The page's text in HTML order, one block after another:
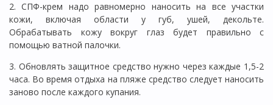
2. СПФ-крем надо равномерно наносить на все участки
кожи, включая области у губ, ушей, декольте.
Обрабатывать кожу вокруг глаз будет правильно с
помощью ватной палочки.
3. Обновлять защитное средство нужно через каждые 1,5-2
часа. Во время отдыха на пляже средство следует наносить
заново после каждого купания.